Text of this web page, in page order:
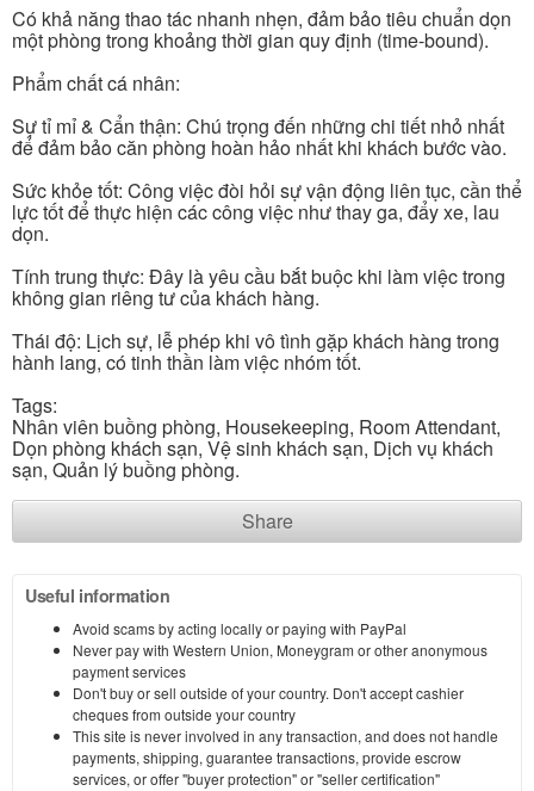
Có khả năng thao tác nhanh nhẹn, đảm bảo tiêu chuẩn dọn
một phòng trong khoảng thời gian quy định (time-bound).
Phẩm chất cá nhân:
Sự tỉ mỉ & Cẩn thận: Chú trọng đến những chi tiết nhỏ nhất
để đảm bảo căn phòng hoàn hảo nhất khi khách bước vào.
Sức khỏe tốt: Công việc đòi hỏi sự vận động liên tục, cần thể
lực tốt để thực hiện các công việc như thay ga, đẩy xe, lau
dọn.
Tính trung thực: Đây là yêu cầu bắt buộc khi làm việc trong
không gian riêng tư của khách hàng.
Thái độ: Lịch sự, lễ phép khi vô tình gặp khách hàng trong
hành lang, có tinh thần làm việc nhóm tốt.
Tags:
Nhân viên buồng phòng, Housekeeping, Room Attendant,
Dọn phòng khách sạn, Vệ sinh khách sạn, Dịch vụ khách
sạn, Quản lý buồng phòng.
Share
Useful information
Avoid scams by acting locally or paying with PayPal
Never pay with Western Union, Moneygram or other anonymous
payment services
Don't buy or sell outside of your country. Don't accept cashier
cheques from outside your country
This site is never involved in any transaction, and does not handle
payments, shipping, guarantee transactions, provide escrow
services, or offer "buyer protection" or "seller certification"